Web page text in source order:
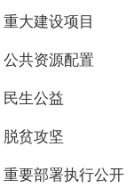
重大建设项目
公共资源配置
民生公益
脱贫攻坚
重要部署执行公开